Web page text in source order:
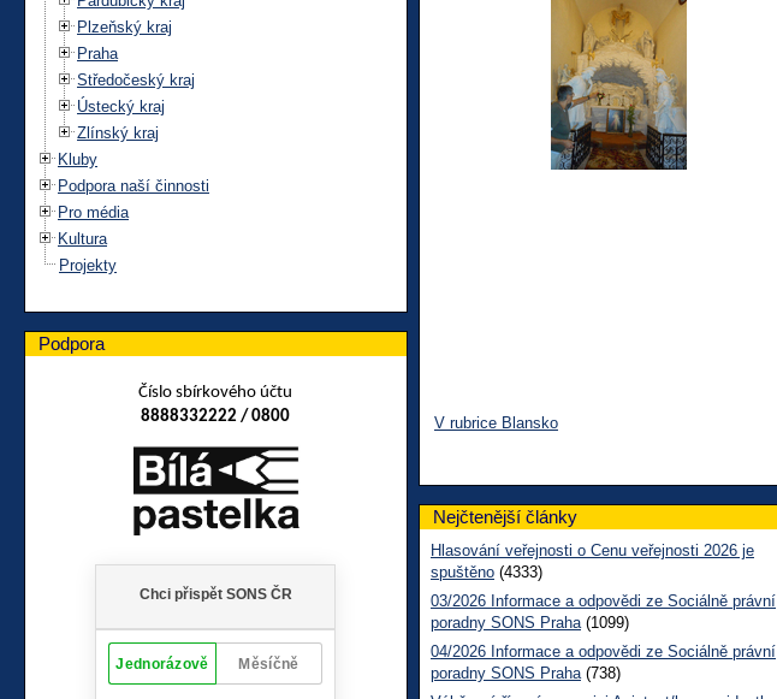
Plzeňský kraj
Praha
Středočeský kraj
Ústecký kraj
Zlínský kraj
Kluby
Podpora naší činnosti
Pro média
Kultura
Projekty
V rubrice Blansko
Podpora
Číslo sbírkového účtu
8888332222 / 0800
Nejčtenější články
Hlasování veřejnosti o Cenu veřejnosti 2026 je
spuštěno (4333)
03/2026 Informace a odpovědi ze Sociálně právní
poradny SONS Praha (1099)
04/2026 Informace a odpovědi ze Sociálně právní
poradny SONS Praha (738)